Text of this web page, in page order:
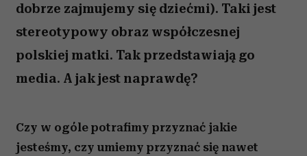
dobrze zajmujemy się dziećmi). Taki jest
stereotypowy obraz współczesnej
polskiej matki. Tak przedstawiają go
media. A jak jest naprawdę?
Czy w ogóle potrafimy przyznać jakie
jesteśmy, czy umiemy przyznać się nawet